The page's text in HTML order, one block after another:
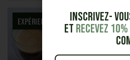
Expérience PremiumInscrivez-
et Recevez 10%